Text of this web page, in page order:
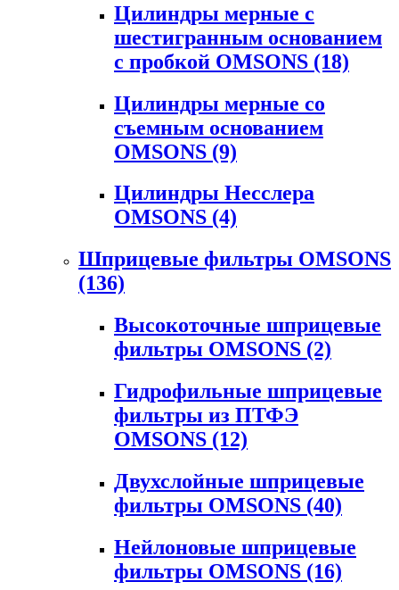
Цилиндры мерные с
шестигранным основанием
с пробкой OMSONS (18)
Цилиндры мерные со
съемным основанием
OMSONS (9)
Цилиндры Несслера
OMSONS (4)
Шприцевые фильтры OMSONS
(136)
Высокоточные шприцевые
фильтры OMSONS (2)
Гидрофильные шприцевые
фильтры из ПТФЭ
OMSONS (12)
Двухслойные шприцевые
фильтры OMSONS (40)
Нейлоновые шприцевые
фильтры OMSONS (16)